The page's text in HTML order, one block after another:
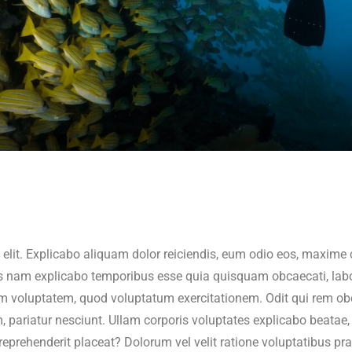
Explicabo aliquam dolor reiciendis, eum odio eos,
explicabo temporibus esse quia quisquam obcaecati,
voluptatem, quod voluptatum exercitationem. Odit qui rem
pariatur nesciunt. Ullam corporis voluptates explicabo
placeat? Dolorum vel velit ratione voluptatibus